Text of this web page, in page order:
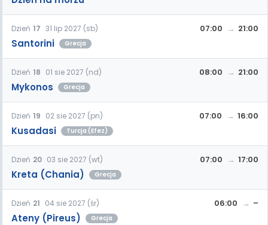
Dzień 17 31 lip 2027 (sb)
Santorini Grecja
07:00 21:00
Dzień 18 01 sie 2027 (nd)
Mykonos Grecja
08:00 21:00
Dzień 19 02 sie 2027 (pn)
Kusadasi Turcja (Efez)
07:00 16:00
Dzień 20 03 sie 2027 (wt)
Kreta (Chania) Grecja
07:00 17:00
Dzień 21 04 sie 2027 (śr)
Ateny (Pireus) Grecja
06:00 –